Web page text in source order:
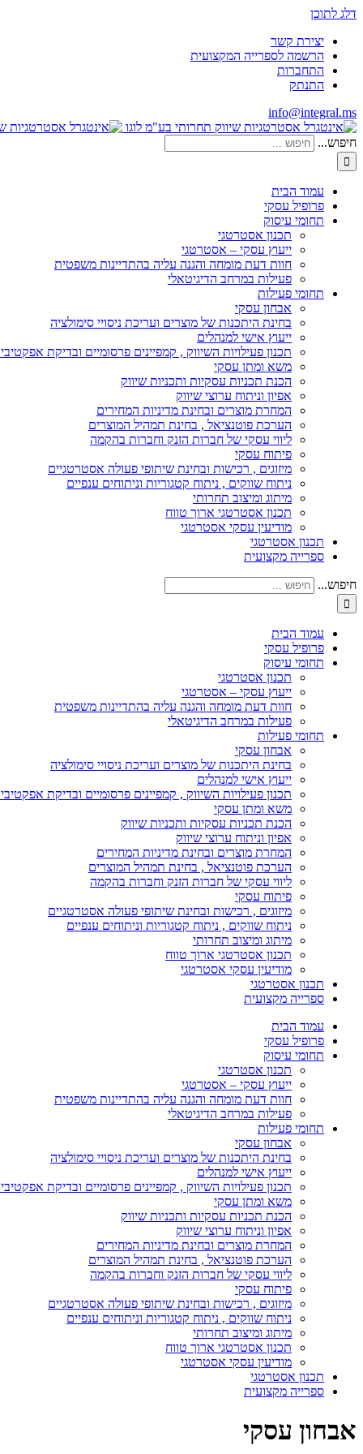
דלג לתוכן
יצירת קשר
הרשמה לספרייה המקצועית
התחברות
התנתק
info@integral.ms
חיפוש...
עמוד הבית
פרופיל עסקי
תחומי עיסוק
תכנון אסטרטגי
ייעוץ עסקי – אסטרטגי
חוות דעת מומחה והגנה עליה בהתדיינות משפטית
פעילות במרחב הדיגיטאלי
תחומי פעילות
אבחון עסקי
בחינת היתכנות של מוצרים ועריכת ניסויי סימולציה
ייעוץ אישי למנהלים
תכנון פעילויות השיווק , קמפיינים פרסומיים ובדיקת
משא ומתן עסקי
הכנת תכניות עסקיות ותכניות שיווק
אפיון וניתוח ערוצי שיווק
המחרת מוצרים ובחינת מדיניות המחירים
הערכת פוטנציאל , בחינת תמהיל המוצרים
ליווי עסקי של חברות הזנק וחברות בהקמה
פיתוח עסקי
מיזוגים , רכישות ובחינת שיתופי פעולה אסטרטגיים
ניתוח שווקים , ניתוח קטגוריות וניתוחים ענפיים
מיתוג ומיצוב תחרותי
תכנון אסטרטגי ארוך טווח
מודיעין עסקי אסטרטגי
תכנון אסטרטגי
ספרייה מקצועית
חיפוש...
עמוד הבית
פרופיל עסקי
תחומי עיסוק
תכנון אסטרטגי
ייעוץ עסקי – אסטרטגי
חוות דעת מומחה והגנה עליה בהתדיינות משפטית
פעילות במרחב הדיגיטאלי
תחומי פעילות
אבחון עסקי
בחינת היתכנות של מוצרים ועריכת ניסויי סימולציה
ייעוץ אישי למנהלים
תכנון פעילויות השיווק , קמפיינים פרסומיים ובדיקת
משא ומתן עסקי
הכנת תכניות עסקיות ותכניות שיווק
אפיון וניתוח ערוצי שיווק
המחרת מוצרים ובחינת מדיניות המחירים
הערכת פוטנציאל , בחינת תמהיל המוצרים
ליווי עסקי של חברות הזנק וחברות בהקמה
פיתוח עסקי
מיזוגים , רכישות ובחינת שיתופי פעולה אסטרטגיים
ניתוח שווקים , ניתוח קטגוריות וניתוחים ענפיים
מיתוג ומיצוב תחרותי
תכנון אסטרטגי ארוך טווח
מודיעין עסקי אסטרטגי
תכנון אסטרטגי
ספרייה מקצועית
עמוד הבית
פרופיל עסקי
תחומי עיסוק
תכנון אסטרטגי
ייעוץ עסקי – אסטרטגי
חוות דעת מומחה והגנה עליה בהתדיינות משפטית
פעילות במרחב הדיגיטאלי
תחומי פעילות
אבחון עסקי
בחינת היתכנות של מוצרים ועריכת ניסויי סימולציה
ייעוץ אישי למנהלים
תכנון פעילויות השיווק , קמפיינים פרסומיים ובדיקת
משא ומתן עסקי
הכנת תכניות עסקיות ותכניות שיווק
אפיון וניתוח ערוצי שיווק
המחרת מוצרים ובחינת מדיניות המחירים
הערכת פוטנציאל , בחינת תמהיל המוצרים
ליווי עסקי של חברות הזנק וחברות בהקמה
פיתוח עסקי
מיזוגים , רכישות ובחינת שיתופי פעולה אסטרטגיים
ניתוח שווקים , ניתוח קטגוריות וניתוחים ענפיים
מיתוג ומיצוב תחרותי
תכנון אסטרטגי ארוך טווח
מודיעין עסקי אסטרטגי
תכנון אסטרטגי
ספרייה מקצועית
אבחון עסקי